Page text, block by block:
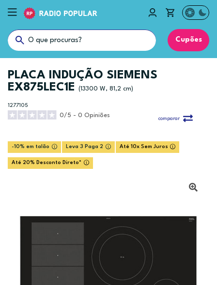
Cupões
PLACA INDUÇÃO SIEMENS
EX875LEC1E
(13300 W, 81,2 cm)
1277105
0/5 - 0 Opiniões
comparar
-10% em talão Leva 3 Paga 2 Até 10x Sem Juros
Até 20% Desconto Direto*